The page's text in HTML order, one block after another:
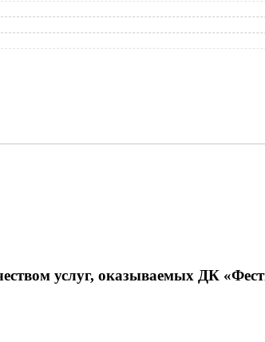
услуг, оказываемых ДК